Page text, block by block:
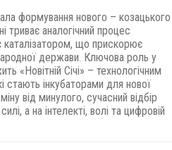
формування нового – козацького
триває аналогічний процес
каталізатором, що прискорює
держави. Ключова роль у
«Новітній Січі» – технологічним
стають інкубаторами для нової
від минулого, сучасний відбір
а на інтелекті, волі та цифровій